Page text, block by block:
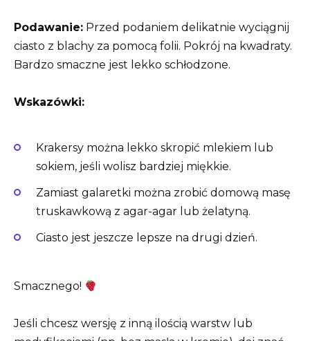
Podawanie: Przed podaniem delikatnie wyciągnij
ciasto z blachy za pomocą folii. Pokrój na kwadraty.
Bardzo smaczne jest lekko schłodzone.
Wskazówki:
Krakersy można lekko skropić mlekiem lub
sokiem, jeśli wolisz bardziej miękkie.
Zamiast galaretki można zrobić domową masę
truskawkową z agar-agar lub żelatyną.
Ciasto jest jeszcze lepsze na drugi dzień.
Smacznego!
Jeśli chcesz wersję z inną ilością warstw lub